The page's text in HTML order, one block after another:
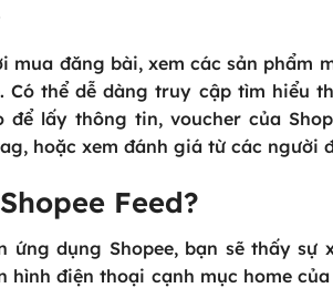
mua đăng bài, xem các sản phẩm
thể dễ dàng truy cập tìm hiểu
lấy thông tin, voucher của
hoặc xem đánh giá từ các người
Feed?
dụng Shopee, bạn sẽ thấy sự
hình điện thoại cạnh mục home